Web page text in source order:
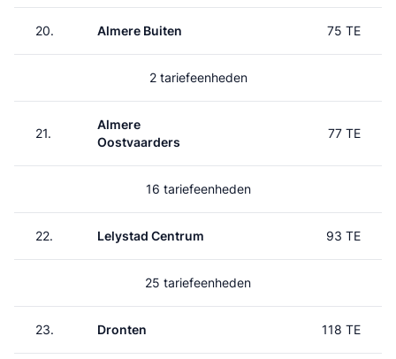
20. Almere Buiten 75 TE
2 tariefeenheden
21.
Almere
Oostvaarders
77 TE
16 tariefeenheden
22. Lelystad Centrum 93 TE
25 tariefeenheden
23. Dronten 118 TE